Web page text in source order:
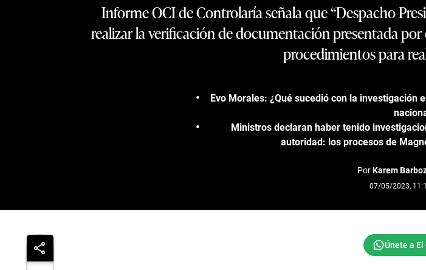
Informe OCI de Controlaría señala que “Despacho
realizar la verificación de documentación presentada
procedimientos para
Evo Morales: ¿Qué sucedió con la investigación
Ministros declaran haber tenido
autoridad: los procesos de
PorKarem
07/05/2023,